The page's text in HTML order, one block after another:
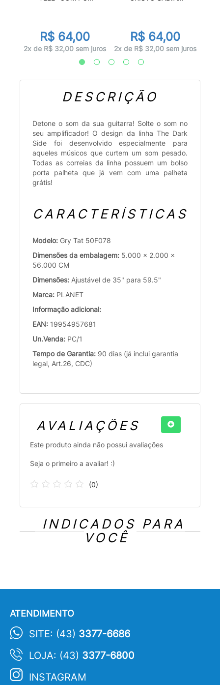
R$ 64,00
2x de R$ 32,00 sem juros
R$ 64,00
2x de R$ 32,00 sem juros
DESCRIÇÃO
Detone o som da sua guitarra! Solte o som no
seu amplificador! O design da linha The Dark
Side foi desenvolvido especialmente para
aqueles músicos que curtem um som pesado.
Todas as correias da linha possuem um bolso
porta palheta que já vem com uma palheta
grátis!
CARACTERÍSTICAS
Modelo: Gry Tat 50F078
Dimensões da embalagem: 5.000 x 2.000 x
56.000 CM
Dimensões: Ajustável de 35" para 59.5"
Marca: PLANET
Informação adicional:
EAN: 19954957681
Un.Venda: PC/1
Tempo de Garantia: 90 dias (já inclui garantia
legal, Art.26, CDC)
AVALIAÇÕES
Este produto ainda não possui avaliações
Seja o primeiro a avaliar! :)
(0)
INDICADOS PARA
VOCÊ
ATENDIMENTO
SITE: (43) 3377-6686
LOJA: (43) 3377-6800
INSTAGRAM